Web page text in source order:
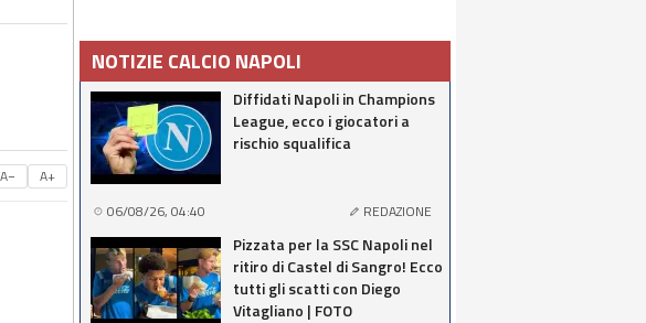
A− A+
NOTIZIE CALCIO NAPOLI
Diffidati Napoli in Champions
League, ecco i giocatori a
rischio squalifica
06/08/26, 04:40 REDAZIONE
Pizzata per la SSC Napoli nel
ritiro di Castel di Sangro! Ecco
tutti gli scatti con Diego
Vitagliano | FOTO